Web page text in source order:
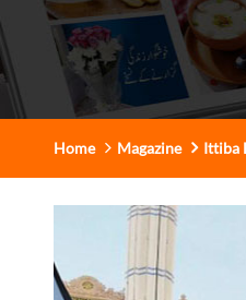
Home Magazine Ittiba